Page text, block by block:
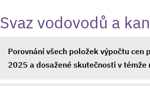
Svaz vodovodů a
Porovnání všech položek výpočtu cen
2025 a dosažené skutečnosti v témže